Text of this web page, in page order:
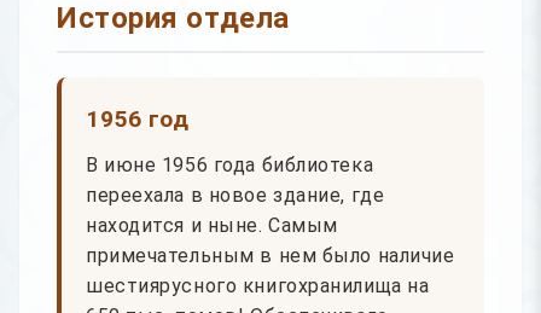
История отдела
1956 год
В июне 1956 года библиотека
переехала в новое здание, где
находится и ныне. Самым
примечательным в нем было наличие
шестиярусного книгохранилища на